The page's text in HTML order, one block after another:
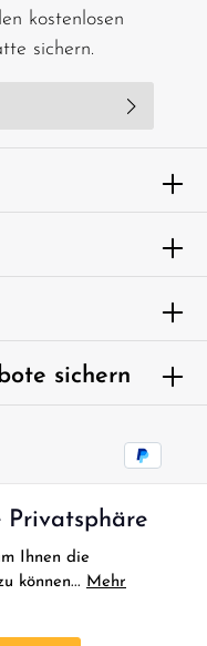
kostenlosen
sichern.
zur Kenntnis
oben
sichern
Privatsphäre
Ihnen die
können... Mehr